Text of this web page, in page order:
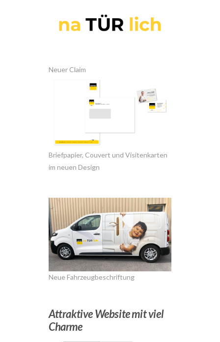
Neuer Claim
Briefpapier, Couvert und Visitenkarten
im neuen Design
Neue Fahrzeugbeschriftung
Attraktive Website mit viel
Charme